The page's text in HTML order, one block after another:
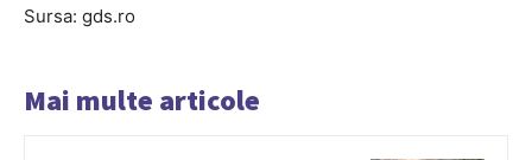
Sursa: gds.ro
Mai multe articole